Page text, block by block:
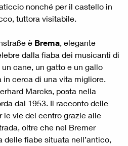
nonché per il castello in
tuttora visitabile.
è Brema, elegante
dalla fiaba dei musicanti di
cane, un gatto e un gallo
cerca di una vita migliore.
Marcks, posta nella
dal 1953. Il racconto delle
le vie del centro grazie alle
oltre che nel Bremer
delle fiabe situata nell’antico,